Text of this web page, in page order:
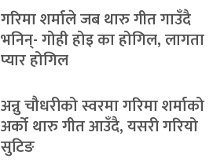
गरिमा शर्माले जब थारु गीत गाउँदै
भनिन्- गोही होइ का होगिल, लागता
प्यार होगिल
अन्नु चौधरीको स्वरमा गरिमा शर्माको
अर्को थारु गीत आउँदै, यसरी गरियो
सुटिङ